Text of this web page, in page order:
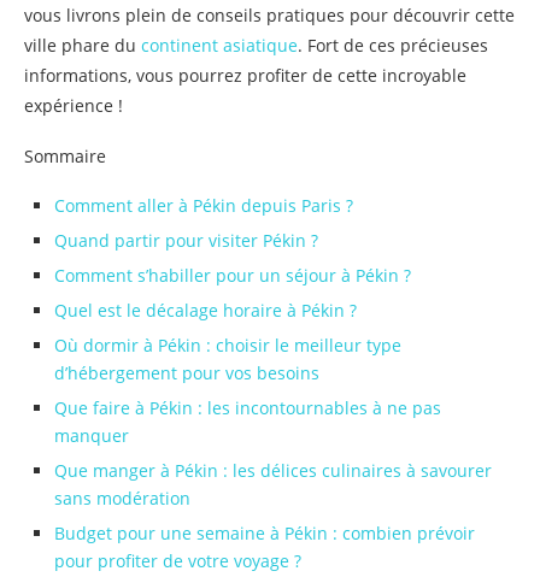
vous livrons plein de conseils pratiques pour découvrir cette
ville phare du continent asiatique. Fort de ces précieuses
informations, vous pourrez profiter de cette incroyable
expérience !
Sommaire
Comment aller à Pékin depuis Paris ?
Quand partir pour visiter Pékin ?
Comment s’habiller pour un séjour à Pékin ?
Quel est le décalage horaire à Pékin ?
Où dormir à Pékin : choisir le meilleur type
d’hébergement pour vos besoins
Que faire à Pékin : les incontournables à ne pas
manquer
Que manger à Pékin : les délices culinaires à savourer
sans modération
Budget pour une semaine à Pékin : combien prévoir
pour profiter de votre voyage ?